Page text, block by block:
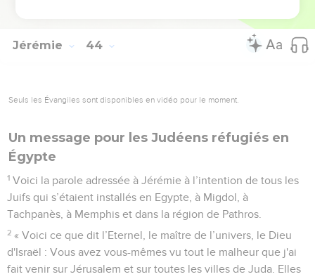
Jérémie 44
Seuls les Évangiles sont disponibles en vidéo pour le moment.
Un message pour les Judéens réfugiés en
Égypte
1 Voici la parole adressée à Jérémie à l’intention de tous les
Juifs qui s’étaient installés en Egypte, à Migdol, à
Tachpanès, à Memphis et dans la région de Pathros.
2 « Voici ce que dit l’Eternel, le maître de l’univers, le Dieu
d'Israël : Vous avez vous-mêmes vu tout le malheur que j'ai
fait venir sur Jérusalem et sur toutes les villes de Juda. Elles